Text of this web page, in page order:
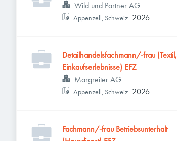
Wild und Partner AG
Appenzell, Schweiz 2026
Detailhandelsfachmann/-frau (Textil,
Einkaufserlebnisse) EFZ
Margreiter AG
Appenzell, Schweiz 2026
Fachmann/-frau Betriebsunterhalt